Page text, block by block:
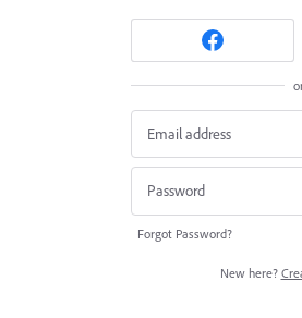
Forgot Password?
New here?